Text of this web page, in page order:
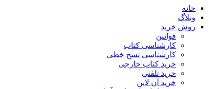
خانه
وبلاگ
روش خرید
قوانین
کارشناسی کتاب
کارشناسی نسخ خطی
خرید کتاب خارجی
خرید تلفنی
خرید آن لاین